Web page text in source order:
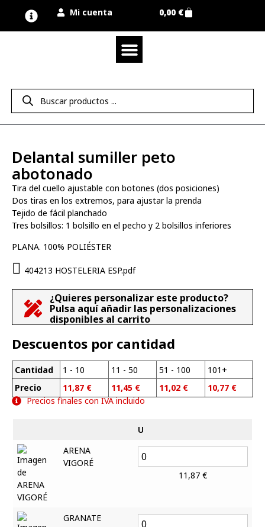
Mi cuenta 0,00 €
Delantal sumiller peto
abotonado
Tira del cuello ajustable con botones (dos posiciones)
Dos tiras en los extremos, para ajustar la prenda
Tejido de fácil planchado
Tres bolsillos: 1 bolsillo en el pecho y 2 bolsillos inferiores
PLANA. 100% POLIÉSTER
404213 HOSTELERIA ESP.pdf
¿Quieres personalizar este producto?
Pulsa aquí añadir las personalizaciones
disponibles al carrito
Descuentos por cantidad
Cantidad
Precio
1 - 10
11,87 €
11 - 50
11,45 €
51 - 100
11,02 €
101+
10,77 €
Precios finales con IVA incluido
U
ARENA
VIGORÉ
11,87 €
GRANATE